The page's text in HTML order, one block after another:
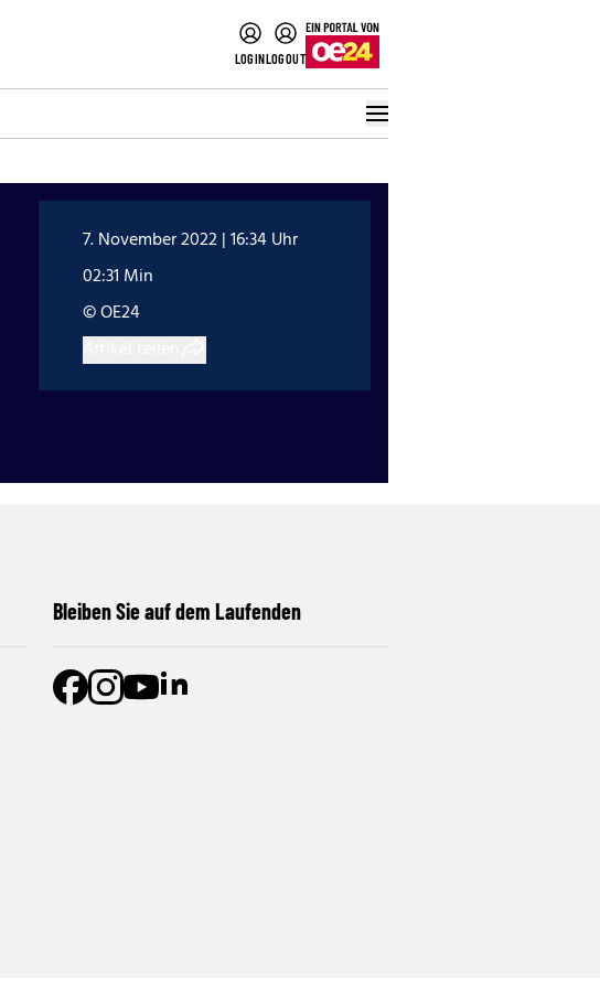
LOGINLOGOUT
7. November 2022 | 16:34 Uhr
02:31 Min
© OE24
Bleiben Sie auf dem Laufenden